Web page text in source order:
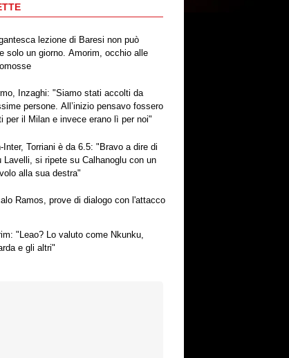
lezione di Baresi non può
solo un giorno. Amorim, occhio alle
Inzaghi: "Siamo stati accolti da
persone. All’inizio pensavo fossero
per il Milan e invece erano lì per noi"
Inter, Torriani è da 6.5: "Bravo a dire di
Lavelli, si ripete su Calhanoglu con un
alla sua destra"
Ramos, prove di dialogo con l'attacco
"Leao? Lo valuto come Nkunku,
e gli altri"